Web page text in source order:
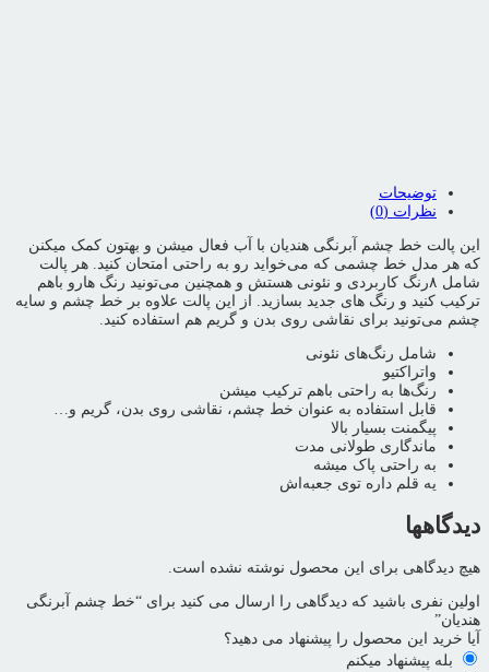
توضیحات
نظرات (0)
این پالت خط چشم آبرنگی هندیان با آب فعال میشن و بهتون کمک میکنن
که هر مدل خط چشمی که می‌خواید رو به راحتی امتحان کنید. هر پالت
شامل ۸رنگ کاربردی و نئونی هستش و همچنین می‌تونید رنگ هارو باهم
ترکیب کنید و رنگ های جدید بسازید. از این پالت علاوه بر خط چشم و سایه
چشم می‌تونید برای نقاشی روی بدن و گریم هم استفاده کنید.
شامل رنگ‌های نئونی
واتراکتیو
رنگ‌ها به راحتی باهم ترکیب میشن
قابل استفاده به عنوان خط چشم، نقاشی روی بدن، گریم و…
پیگمنت بسیار بالا
ماندگاری طولانی مدت
به راحتی پاک میشه
یه قلم داره توی جعبه‌اش
دیدگاهها
هیچ دیدگاهی برای این محصول نوشته نشده است.
اولین نفری باشید که دیدگاهی را ارسال می کنید برای “خط چشم آبرنگی
هندیان”
آیا خرید این محصول را پیشنهاد می دهید؟
بله پیشنهاد میکنم